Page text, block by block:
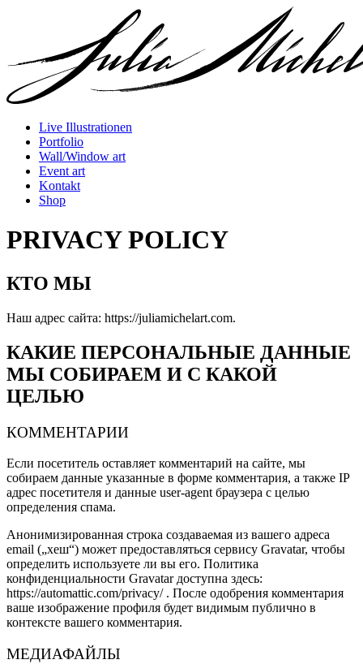
Live Illustrationen
Portfolio
Wall/Window art
Event art
Kontakt
Shop
PRIVACY POLICY
КТО МЫ
Наш адрес сайта: https://juliamichelart.com.
КАКИЕ ПЕРСОНАЛЬНЫЕ ДАННЫЕ
МЫ СОБИРАЕМ И С КАКОЙ
ЦЕЛЬЮ
КОММЕНТАРИИ
Если посетитель оставляет комментарий на сайте, мы
собираем данные указанные в форме комментария, а также IP
адрес посетителя и данные user-agent браузера с целью
определения спама.
Анонимизированная строка создаваемая из вашего адреса
email („хеш“) может предоставляться сервису Gravatar, чтобы
определить используете ли вы его. Политика
конфиденциальности Gravatar доступна здесь:
https://automattic.com/privacy/ . После одобрения комментария
ваше изображение профиля будет видимым публично в
контексте вашего комментария.
МЕДИАФАЙЛЫ